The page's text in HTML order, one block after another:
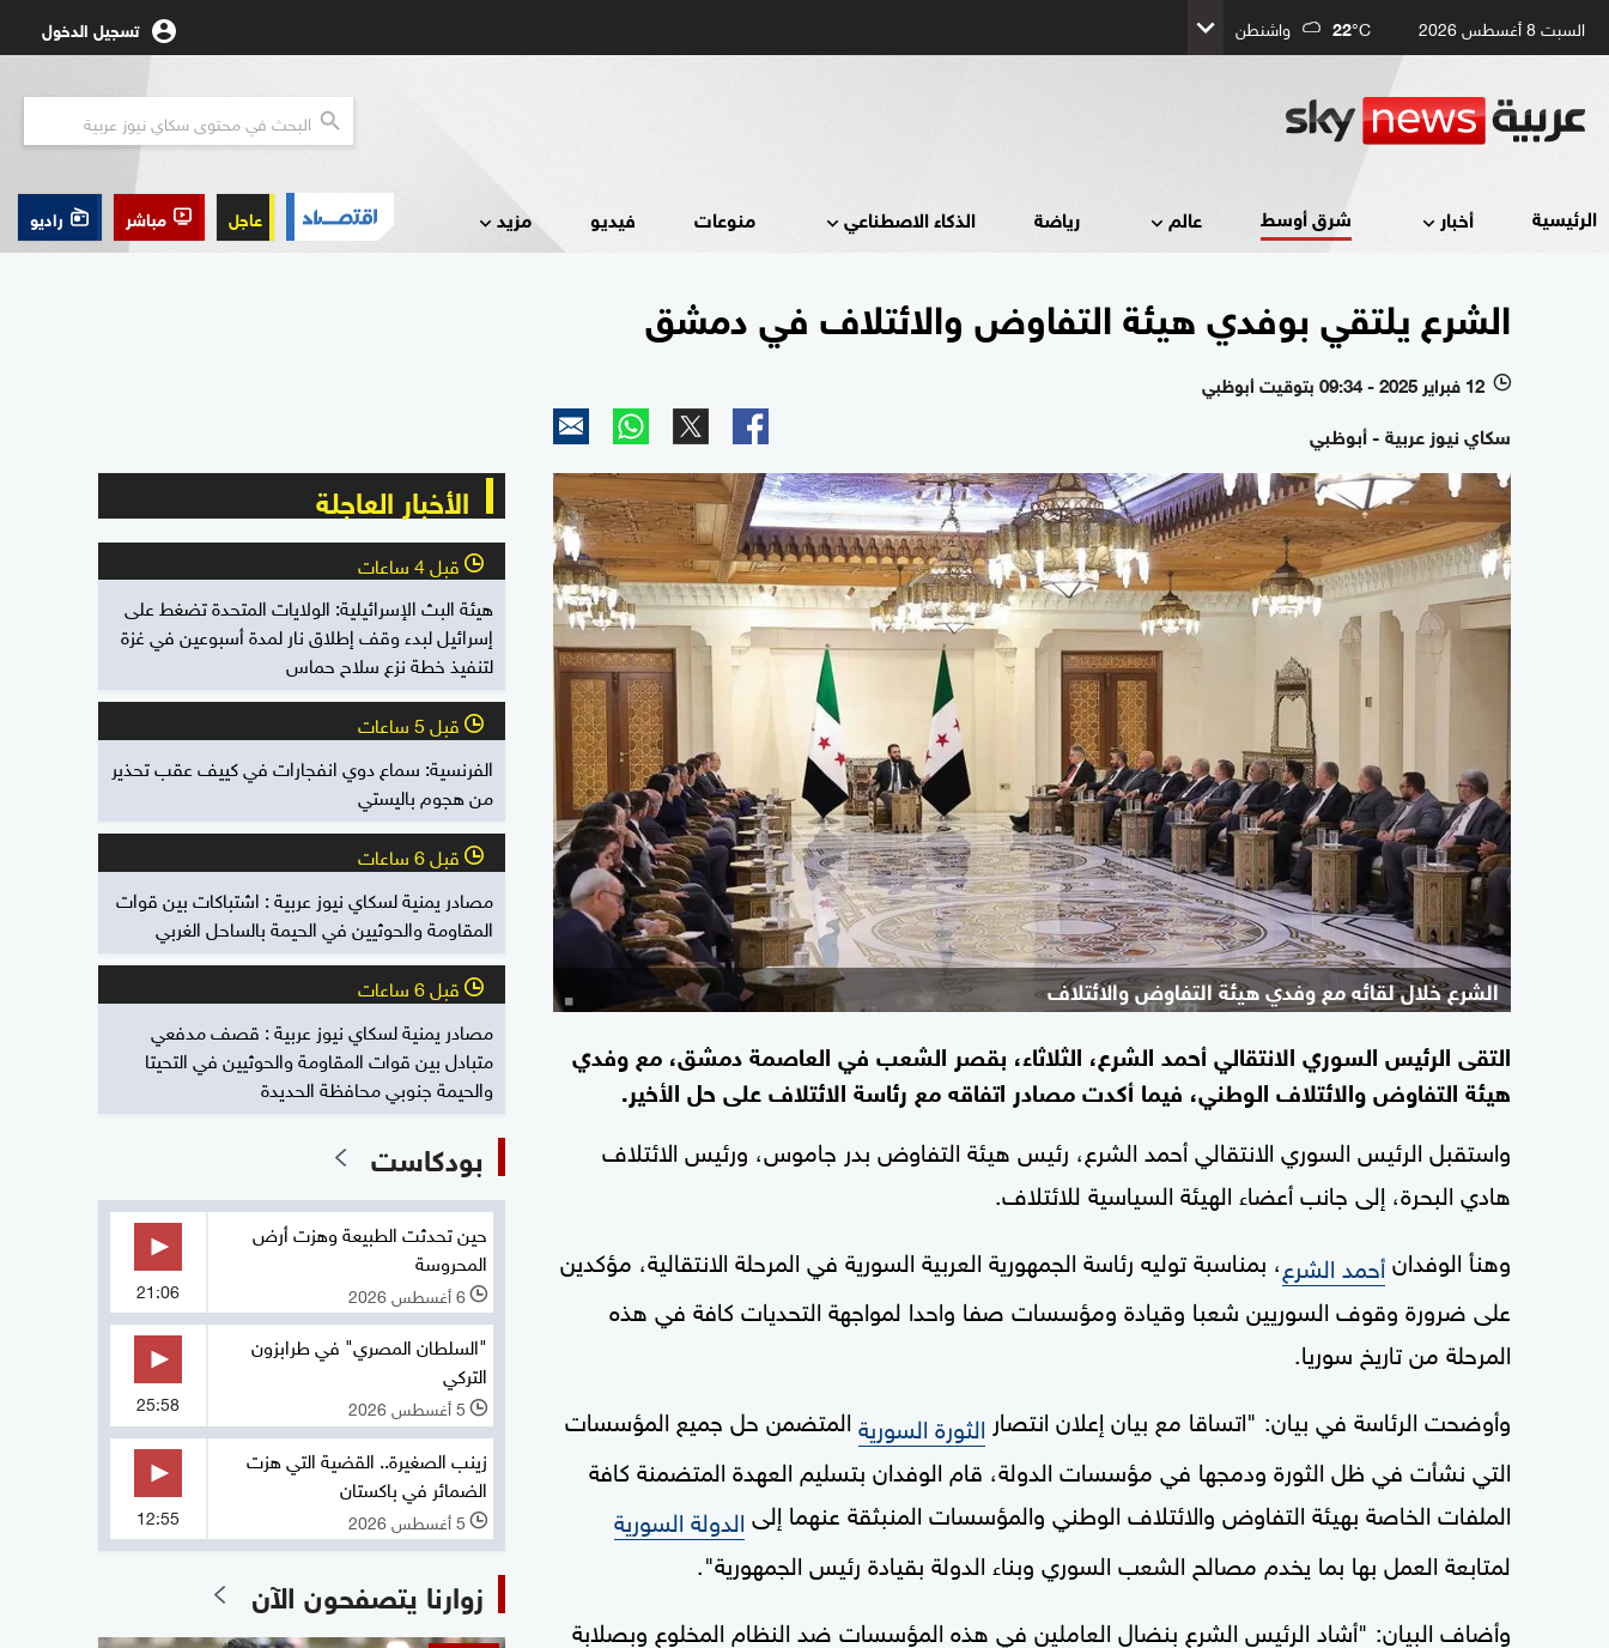
السبت 8 أغسطس 2026 22°C واشنطن تسجيل الدخول
الرئيسية أخبار شرق أوسط عالم رياضة الذكاء الاصطناعي منوعات فيديو مزيد عاجل مباشر راديو
الشرع يلتقي بوفدي هيئة التفاوض والائتلاف في دمشق
l 12 فبراير 2025 - 09:34 بتوقيت أبوظبي
سكاي نيوز عربية - أبوظبي
الشرع خلال لقائه مع وفدي هيئة التفاوض والائتلاف
التقى الرئيس السوري الانتقالي أحمد الشرع، الثلاثاء، بقصر الشعب في العاصمة دمشق، مع وفدي
هيئة التفاوض والائتلاف الوطني، فيما أكدت مصادر اتفاقه مع رئاسة الائتلاف على حل الأخير.
واستقبل الرئيس السوري الانتقالي أحمد الشرع، رئيس هيئة التفاوض بدر جاموس، ورئيس الائتلاف
هادي البحرة، إلى جانب أعضاء الهيئة السياسية للائتلاف.
وهنأ الوفدانأحمد الشرع، بمناسبة توليه رئاسة الجمهورية العربية السورية في المرحلة الانتقالية، مؤكدين
على ضرورة وقوف السوريين شعبا وقيادة ومؤسسات صفا واحدا لمواجهة التحديات كافة في هذه
المرحلة من تاريخ سوريا.
وأوضحت الرئاسة في بيان: "اتساقا مع بيان إعلان انتصار الثورة السورية المتضمن حل جميع المؤسسات
التي نشأت في ظل الثورة ودمجها في مؤسسات الدولة، قام الوفدان بتسليم العهدة المتضمنة كافة
الملفات الخاصة بهيئة التفاوض والائتلاف الوطني والمؤسسات المنبثقة عنهما إلى الدولة السورية
لمتابعة العمل بها بما يخدم مصالح الشعب السوري وبناء الدولة بقيادة رئيس الجمهورية".
وأضاف البيان: "أشاد الرئيس الشرع بنضال العاملين في هذه المؤسسات ضد النظام المخلوع وبصلابة
الأخبار العاجلة
l قبل 4 ساعات
هيئة البث الإسرائيلية: الولايات المتحدة تضغط على
إسرائيل لبدء وقف إطلاق نار لمدة أسبوعين في غزة
لتنفيذ خطة نزع سلاح حماس
l قبل 5 ساعات
الفرنسية: سماع دوي انفجارات في كييف عقب تحذير
من هجوم باليستي
l قبل 6 ساعات
مصادر يمنية لسكاي نيوز عربية : اشتباكات بين قوات
المقاومة والحوثيين في الحيمة بالساحل الغربي
l قبل 6 ساعات
مصادر يمنية لسكاي نيوز عربية : قصف مدفعي
متبادل بين قوات المقاومة والحوثيين في التحيتا
والحيمة جنوبي محافظة الحديدة
بودكاست
حين تحدثت الطبيعة وهزت أرض
المحروسة
l 6 أغسطس 2026 21:06
"السلطان المصري" في طرابزون
التركي
l 5 أغسطس 2026 25:58
زينب الصغيرة.. القضية التي هزت
الضمائر في باكستان
l 5 أغسطس 2026 12:55
زوارنا يتصفحون الآن